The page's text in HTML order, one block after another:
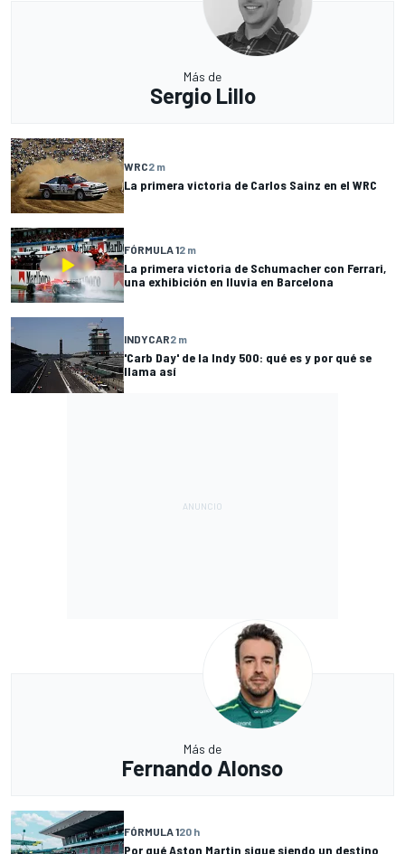
Más de
Sergio Lillo
WRC2 m
La primera victoria de Carlos Sainz en el WRC
FÓRMULA 12 m
La primera victoria de Schumacher con Ferrari,
una exhibición en lluvia en Barcelona
INDYCAR2 m
'Carb Day' de la Indy 500: qué es y por qué se
llama así
Más de
Fernando Alonso
FÓRMULA 120 h
Por qué Aston Martin sigue siendo un destino